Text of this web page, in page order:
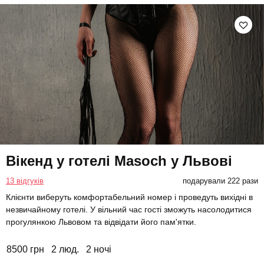
Вікенд у готелі Masoch у Львові
13 відгуків подарували 222 рази
Клієнти виберуть комфортабельний номер і проведуть вихідні в
незвичайному готелі. У вільний час гості зможуть насолодитися
прогулянкою Львовом та відвідати його пам'ятки.
8500 грн 2 люд. 2 ночі